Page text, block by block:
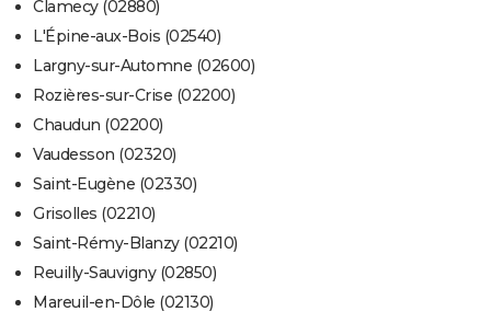
Clamecy (02880)
L'Épine-aux-Bois (02540)
Largny-sur-Automne (02600)
Rozières-sur-Crise (02200)
Chaudun (02200)
Vaudesson (02320)
Saint-Eugène (02330)
Grisolles (02210)
Saint-Rémy-Blanzy (02210)
Reuilly-Sauvigny (02850)
Mareuil-en-Dôle (02130)